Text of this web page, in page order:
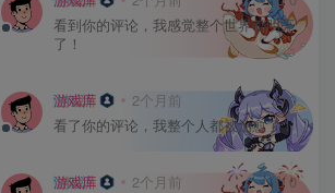
看到你的评论，我感觉整个世界都明亮
了！
游戏库 2个月前
0
看了你的评论，我整个人都被治愈了！
游戏库 2个月前
0